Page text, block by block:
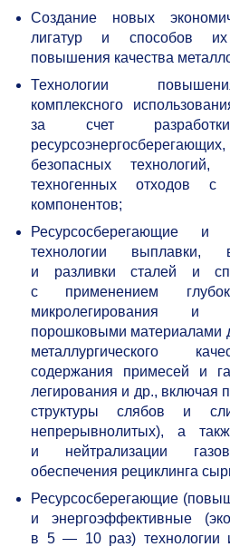
Создание новых
лигатур и способов
повышения качества
Технологии
комплексного
за счет
безопасных
техногенных отходов с
компонентов;
Ресурсосберегающие и
технологии выплавки,
и разливки сталей и
с применением
микролегирования и
порошковыми материалами
металлургического
содержания примесей и
легирования и др., включая
структуры слябов и
непрерывнолитых), а
и нейтрализации
обеспечения рециклинга
Ресурсосберегающие
и энергоэффективные
в 5 — 10 раз) технологии